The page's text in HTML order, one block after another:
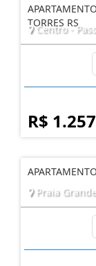
TORRES RS
Centro -
R$
Praia